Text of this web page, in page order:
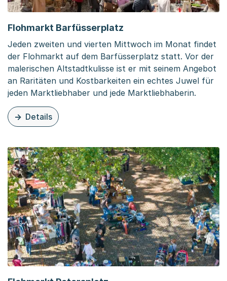
Flohmarkt Barfüsserplatz
Jeden zweiten und vierten Mittwoch im Monat findet
der Flohmarkt auf dem Barfüsserplatz statt. Vor der
malerischen Altstadtkulisse ist er mit seinem Angebot
an Raritäten und Kostbarkeiten ein echtes Juwel für
jeden Marktliebhaber und jede Marktliebhaberin.
Details
zu dieser Seite: Flohmarkt Barfüsserplatz